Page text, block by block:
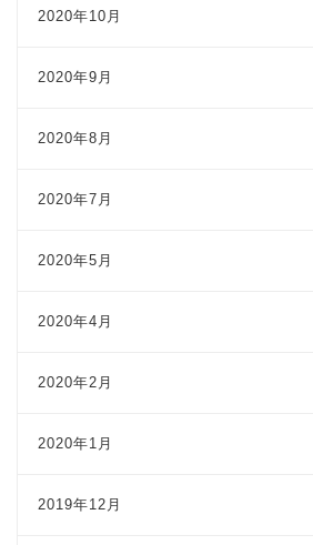
2020年10月
2020年9月
2020年8月
2020年7月
2020年5月
2020年4月
2020年2月
2020年1月
2019年12月